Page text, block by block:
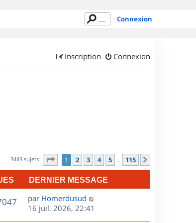
Connexion
Connexion
Inscription
3443 sujets Page sur115
1 2 3 4 5 … 115
DERNIER MESSAGE
V
u
D
e
par Homerdusud
16 juil. 2026, 22:41